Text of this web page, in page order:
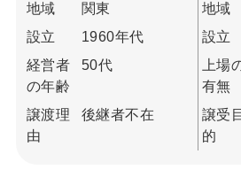
地域
関東
設立
1960年代
経営者
の年齢
50代
譲渡理
由
後継者不在
地域
設立
上場
有無
譲受目
的